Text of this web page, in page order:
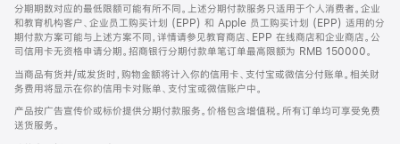
分期期数对应的最低限额可能有所不同。上述分期付款服务只适用于个人消费者。企业
和教育机构客户、企业员工购买计划 (EPP) 和 Apple 员工购买计划 (EPP) 适用的分
期付款方案可能与上述方案不同，详情请参见教育商店、EPP 在线商店和企业商店。公
司信用卡无资格申请分期。招商银行分期付款单笔订单最高限额为 RMB 150000。
当商品有货并/或发货时，购物金额将计入你的信用卡、支付宝或微信分付账单。相关财
务费用将显示在你的信用卡对账单、支付宝或微信账户中。
产品按广告宣传价或标价提供分期付款服务。价格包含增值税。所有订单均可享受免费
送货服务。